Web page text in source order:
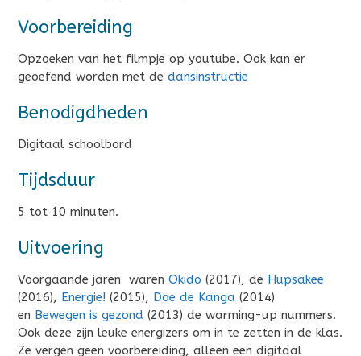
Voorbereiding
Opzoeken van het filmpje op youtube. Ook kan er
geoefend worden met de dansinstructie
Benodigdheden
Digitaal schoolbord
Tijdsduur
5 tot 10 minuten.
Uitvoering
Voorgaande jaren waren Okido (2017), de Hupsakee
(2016), Energie! (2015), Doe de Kanga (2014)
en Bewegen is gezond (2013) de warming-up nummers.
Ook deze zijn leuke energizers om in te zetten in de klas.
Ze vergen geen voorbereiding, alleen een digitaal